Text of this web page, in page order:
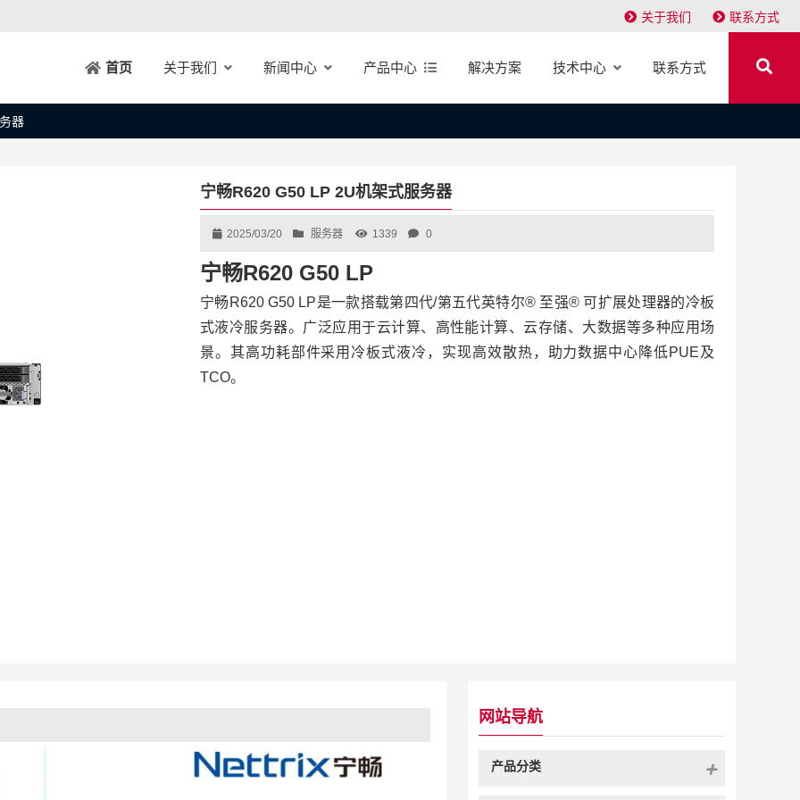
关于我们 联系方式
首页 关于我们 新闻中心 产品中心 解决方案 技术中心 联系方式
器
宁畅R620 G50 LP 2U机架式服务器
2025/03/20 服务器 1339 0
宁畅R620 G50 LP
宁畅R620 G50 LP是一款搭载第四代/第五代英特尔® 至强® 可扩展处理器的冷板
式液冷服务器。广泛应用于云计算、高性能计算、云存储、大数据等多种应用场
景。其高功耗部件采用冷板式液冷，实现高效散热，助力数据中心降低PUE及
TCO。
网站导航
产品分类